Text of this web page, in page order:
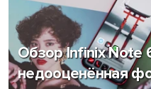
Обзор Infinix Note
недооценённая